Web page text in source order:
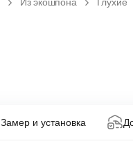
Замер и установка